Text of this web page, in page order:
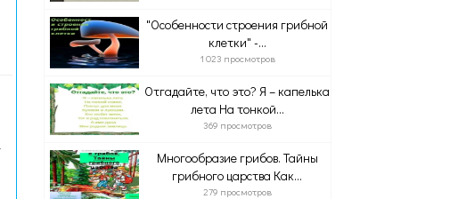
"Особенности строения грибной
клетки" -...
1 023 просмотров
Отгадайте, что это? Я – капелька
лета На тонкой...
369 просмотров
Многообразие грибов. Тайны
грибного царства Как...
279 просмотров